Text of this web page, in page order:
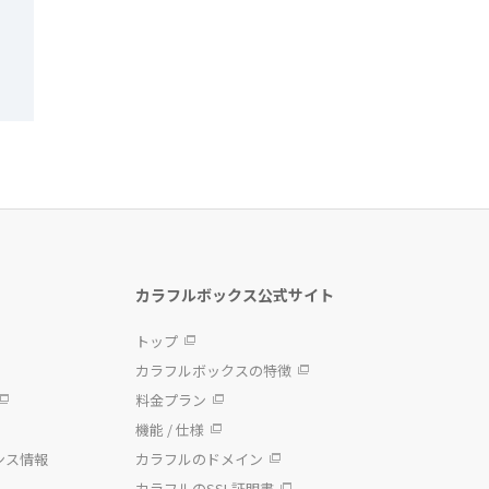
ス情報
カラフルボックス公式サイト
トップ
カラフルボックスの特徴
料金プラン
機能 / 仕様
カラフルのドメイン